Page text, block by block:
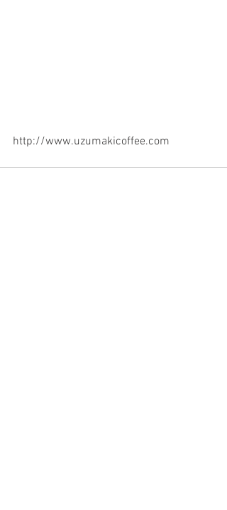
http://www.uzumakicoffee.com